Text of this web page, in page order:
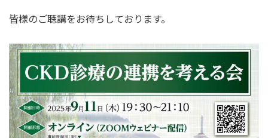
皆様のご聴講をお待ちしております。